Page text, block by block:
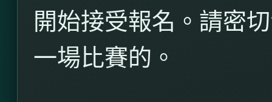
開始接受報名。請密
一場比賽的。